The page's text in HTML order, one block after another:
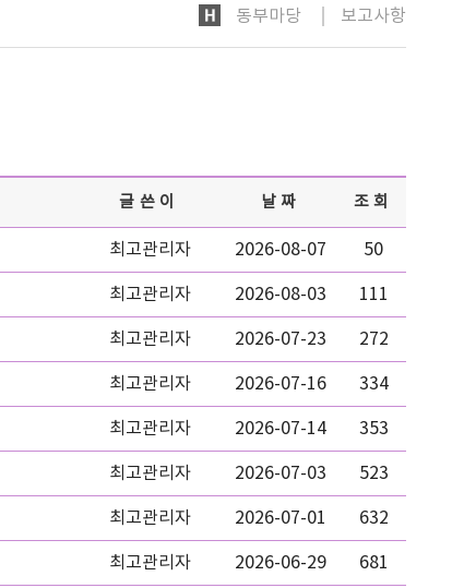
HOME
동부마당 보고사항
글쓴이 날짜 조회
최고관리자 2026-08-07 50
최고관리자 2026-08-03 111
최고관리자 2026-07-23 272
최고관리자 2026-07-16 334
최고관리자 2026-07-14 353
최고관리자 2026-07-03 523
최고관리자 2026-07-01 632
최고관리자 2026-06-29 681